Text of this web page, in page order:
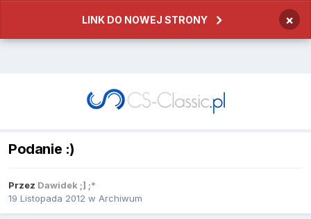
LINK DO NOWEJ STRONY ×
Podanie :)
Przez Dawidek ;] ;*
19 Listopada 2012 w Archiwum